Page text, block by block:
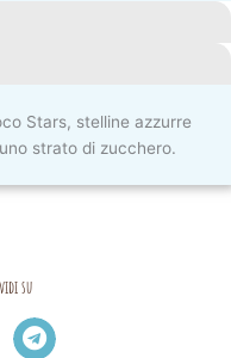
Stars, stelline azzurre
strato di zucchero.
su